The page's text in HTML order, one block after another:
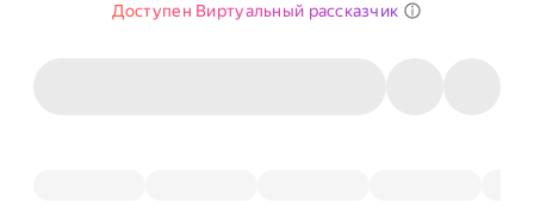
Доступен Виртуальный рассказчик